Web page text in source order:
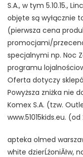
S.A., w tym 5.10.15.,
objęte są wyłącznie
(pierwsza cena
promocjami/
specjalnymi np. Noc
programu
Oferta dotyczy
Powyższa zniżka nie
Komex S.A. (tzw.
www.51015kids.eu.
apteka olmed
white dzierĹźoniĂłw,